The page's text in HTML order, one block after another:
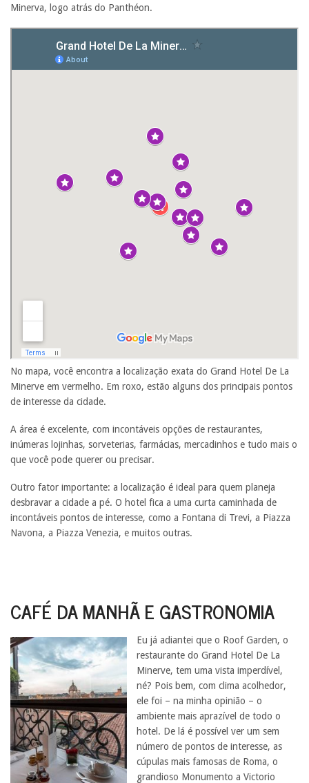
Minerva, logo atrás do Panthéon.
No mapa, você encontra a localização exata do Grand Hotel De La
Minerve em vermelho. Em roxo, estão alguns dos principais pontos
de interesse da cidade.
A área é excelente, com incontáveis opções de restaurantes,
inúmeras lojinhas, sorveterias, farmácias, mercadinhos e tudo mais o
que você pode querer ou precisar.
Outro fator importante: a localização é ideal para quem planeja
desbravar a cidade a pé. O hotel fica a uma curta caminhada de
incontáveis pontos de interesse, como a Fontana di Trevi, a Piazza
Navona, a Piazza Venezia, e muitos outras.
CAFÉ DA MANHÃ E GASTRONOMIA
Eu já adiantei que o Roof Garden, o
restaurante do Grand Hotel De La
Minerve, tem uma vista imperdível,
né? Pois bem, com clima acolhedor,
ele foi – na minha opinião – o
ambiente mais aprazível de todo o
hotel. De lá é possível ver um sem
número de pontos de interesse, as
cúpulas mais famosas de Roma, o
grandioso Monumento a Victorio